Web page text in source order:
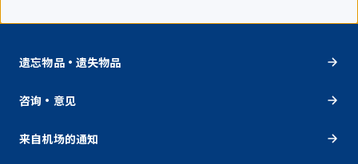
遗忘物品・遗失物品
咨询・意见
来自机场的通知